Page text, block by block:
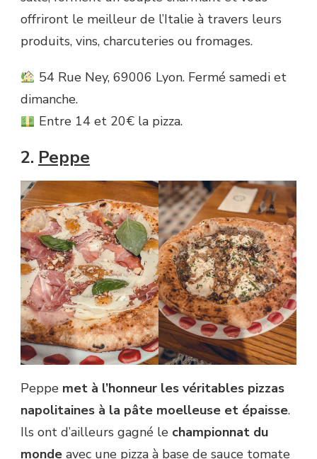
offriront le meilleur de l’Italie à travers leurs
produits, vins, charcuteries ou fromages.
54 Rue Ney, 69006 Lyon. Fermé samedi et
dimanche.
Entre 14 et 20€ la pizza.
2. Peppe
Peppe met à l’honneur les véritables pizzas
napolitaines à la pâte moelleuse et épaisse.
Ils ont d’ailleurs gagné le championnat du
monde avec une pizza à base de sauce tomate